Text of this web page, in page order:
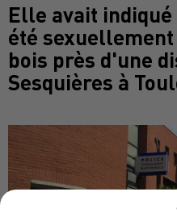
Elle avait
été
bois près d'une
Sesquières à